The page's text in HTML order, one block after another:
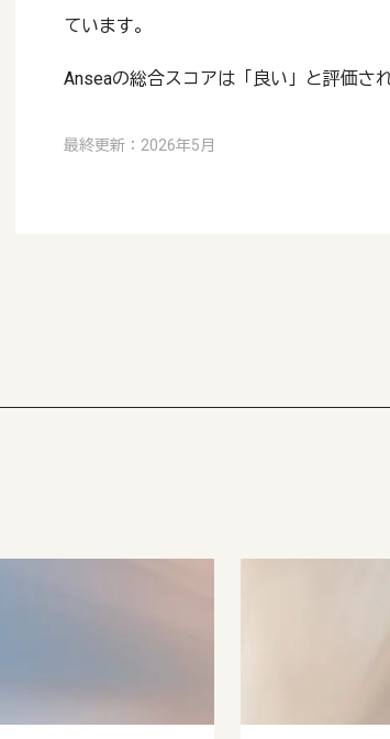
ています。
Anseaの総合スコアは「良い」と評価さ
最終更新：2026年5月